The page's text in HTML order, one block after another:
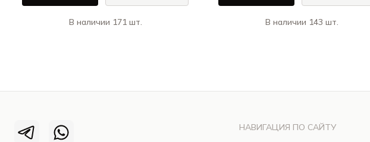
В наличии 171 шт.
В наличии 143 шт.
НАВИГАЦИЯ ПО САЙТУ